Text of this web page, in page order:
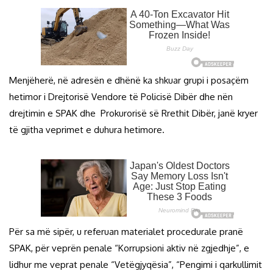
Menjëherë, në adresën e dhënë ka shkuar grupi i posaçëm
hetimor i Drejtorisë Vendore të Policisë Dibër dhe nën
drejtimin e SPAK dhe Prokurorisë së Rrethit Dibër, janë kryer
të gjitha veprimet e duhura hetimore.
Për sa më sipër, u referuan materialet procedurale pranë
SPAK, për veprën penale “Korrupsioni aktiv në zgjedhje”, e
lidhur me veprat penale “Vetëgjyqësia”, “Pengimi i qarkullimit